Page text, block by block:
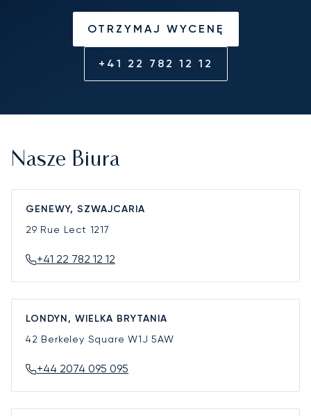
OTRZYMAJ WYCENĘ
+41 22 782 12 12
Nasze Biura
GENEWY, SZWAJCARIA
29 Rue Lect 1217
+41 22 782 12 12
LONDYN, WIELKA BRYTANIA
42 Berkeley SquareW1J 5AW
+44 2074 095 095